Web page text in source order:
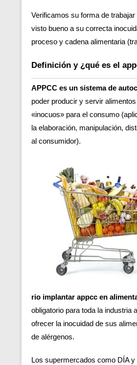
Verificamos su forma de trabajar
visto bueno a su correcta
proceso y cadena alimentaria
Definición y ¿qué es el
APPCC es un sistema de
poder producir y servir
«inocuos» para el consumo
la elaboración, manipulación,
al consumidor).
rio implantar appcc en
obligatorio para toda la industria
ofrecer la inocuidad de sus
de alérgenos.
Los supermercados como DÍA y